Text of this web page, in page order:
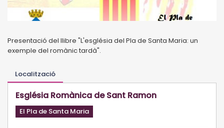
Presentació del llibre "L'església del Pla de Santa Maria: un
exemple del romànic tardà".
Localització
Església Romànica de Sant Ramon
El Pla de Santa Maria